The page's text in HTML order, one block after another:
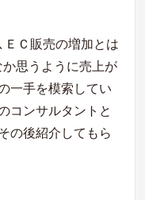
ＥＣ販売の増加とは
思うように売上が
一手を模索してい
コンサルタントと
の後紹介してもら